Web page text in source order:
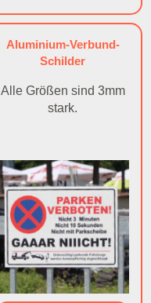
Aluminium-Verbund-
Schilder
Alle Größen sind 3mm
stark.